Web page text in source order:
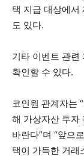
택 지급 대상에서
도 있다.
기타 이벤트 관련
확인할 수 있다.
코인원 관계자는
해 가상자산 투자
바란다”며 “앞으
택이 가득한 거래